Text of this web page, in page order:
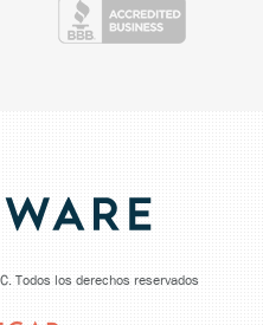
Todos los derechos reservados